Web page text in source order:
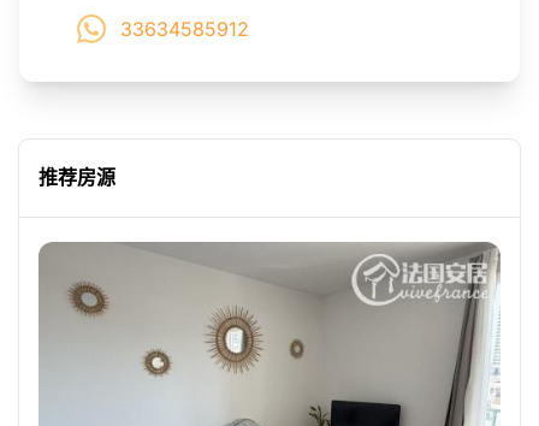
33634585912
推荐房源